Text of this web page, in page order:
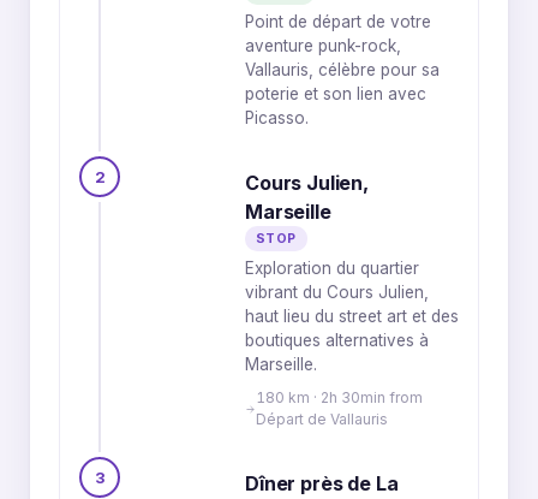
Point de départ de votre
aventure punk-rock,
Vallauris, célèbre pour sa
poterie et son lien avec
Picasso.
2
Cours Julien,
Marseille
STOP
Exploration du quartier
vibrant du Cours Julien,
haut lieu du street art et des
boutiques alternatives à
Marseille.
180 km · 2h 30min from
Départ de Vallauris
3
Dîner près de La